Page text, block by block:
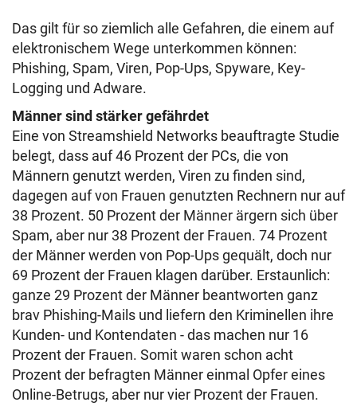
Das gilt für so ziemlich alle Gefahren, die einem auf
elektronischem Wege unterkommen können:
Phishing, Spam, Viren, Pop-Ups, Spyware, Key-
Logging und Adware.
Männer sind stärker gefährdet
Eine von Streamshield Networks beauftragte Studie
belegt, dass auf 46 Prozent der PCs, die von
Männern genutzt werden, Viren zu finden sind,
dagegen auf von Frauen genutzten Rechnern nur auf
38 Prozent. 50 Prozent der Männer ärgern sich über
Spam, aber nur 38 Prozent der Frauen. 74 Prozent
der Männer werden von Pop-Ups gequält, doch nur
69 Prozent der Frauen klagen darüber. Erstaunlich:
ganze 29 Prozent der Männer beantworten ganz
brav Phishing-Mails und liefern den Kriminellen ihre
Kunden- und Kontendaten - das machen nur 16
Prozent der Frauen. Somit waren schon acht
Prozent der befragten Männer einmal Opfer eines
Online-Betrugs, aber nur vier Prozent der Frauen.